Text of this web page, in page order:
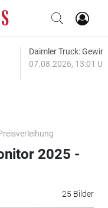
Daimler Truck:
07.08.2026, 13:01
25 Bilder
2025 -